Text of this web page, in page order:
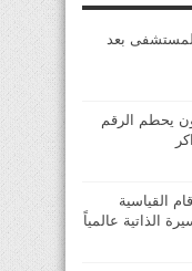
بعد
يحطم الرقم
القياسية
الذاتية عالمياً